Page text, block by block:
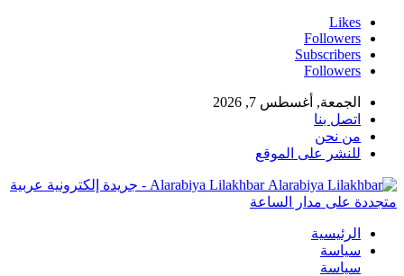
Likes
Followers
Subscribers
Followers
الجمعة, أغسطس 7, 2026
اتصل بنا
من نحن
للنشر على الموقع
Alarabiya Lilakhbar - جريدة إلكترونية عربية
متجددة على مدار الساعة
الرئيسية
سياسة
سياسة